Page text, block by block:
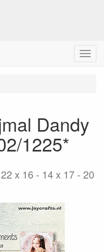
Menu
Dandy
1225*
x 16 - 14 x 17 - 20